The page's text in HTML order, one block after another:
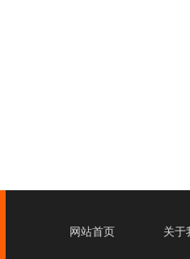
网站首页 关于